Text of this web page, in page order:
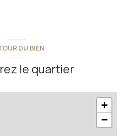
DU BIEN
le quartier
+
−